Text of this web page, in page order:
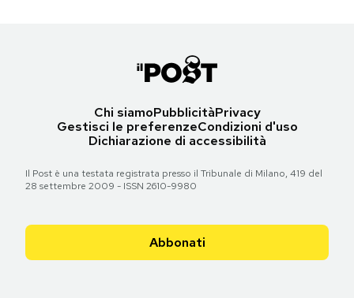
Chi siamoPubblicitàPrivacy
Gestisci le preferenzeCondizioni d'uso
Dichiarazione di accessibilità
Il Post è una testata registrata presso il Tribunale di Milano, 419 del
28 settembre 2009 - ISSN 2610-9980
Abbonati